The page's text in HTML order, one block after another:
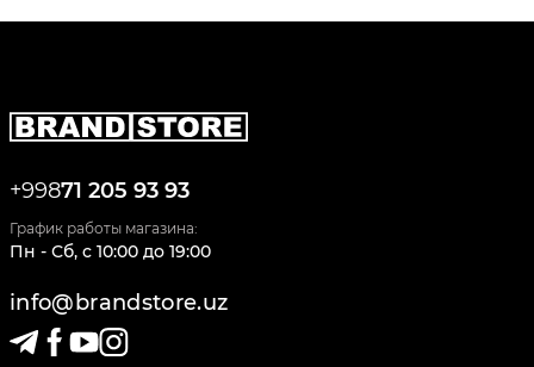
+99871 205 93 93
График работы магазина:
Пн - Сб, c 10:00 до 19:00
info@brandstore.uz